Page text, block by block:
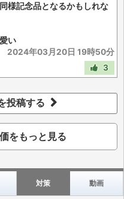
様記念品となるかもしれな
い
2024年03月20日 19時50分
3
投稿する
をもっと見る
対策 動画